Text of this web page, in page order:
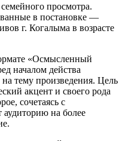
просмотра.
в постановке —
г. Когалыма в возрасте
«Осмысленный
началом действа
тему произведения. Цель
акцент и своего рода
сочетаясь с
аудиторию на более